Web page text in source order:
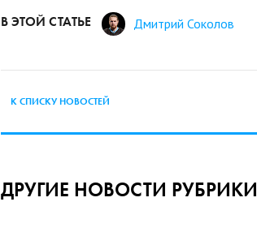
В ЭТОЙ СТАТЬЕ Дмитрий Соколов
К СПИСКУ НОВОСТЕЙ
ДРУГИЕ НОВОСТИ РУБРИКИ